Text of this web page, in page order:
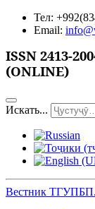
Тел:
Email:
ISSN 2413-
(ONLINE)
Искать...
Вестник ТГУПБП.